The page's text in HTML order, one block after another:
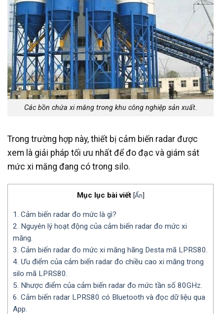
Các bồn chứa xi măng trong khu công nghiệp sản xuất.
Trong trường hợp này, thiết bị cảm biến radar được
xem là giải pháp tối ưu nhất để đo đạc và giám sát
mức xi măng đang có trong silo.
Mục lục bài viết [Ẩn]
1. Cảm biến radar đo mức là gì?
2. Nguyên lý hoạt động của cảm biến radar đo mức xi
măng.
3. Cảm biến radar đo mức xi măng hãng Desta mã LPRS80.
4. Ưu điểm của cảm biến radar đo chiều cao xi măng trong
silo mã LPRS80.
5. Nhược điểm của cảm biến radar đo mức tần số 80GHz.
6. Cảm biến radar LPRS80 có Bluetooth và đọc dữ liệu qua
App.